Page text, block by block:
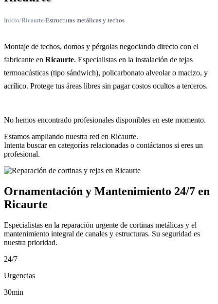
Inicio/Ricaurte/Estructuras metálicas y techos
Montaje de techos, domos y pérgolas negociando directo con el
fabricante en Ricaurte. Especialistas en la instalación de tejas
termoacústicas (tipo sándwich), policarbonato alveolar o macizo, y
acrílico. Protege tus áreas libres sin pagar costos ocultos a terceros.
No hemos encontrado profesionales disponibles en este momento.
Estamos ampliando nuestra red en Ricaurte.
Intenta buscar en categorías relacionadas o contáctanos si eres un
profesional.
Ornamentación y Mantenimiento 24/7 en
Ricaurte
Especialistas en la reparación urgente de cortinas metálicas y el
mantenimiento integral de canales y estructuras. Su seguridad es
nuestra prioridad.
24/7
Urgencias
30min